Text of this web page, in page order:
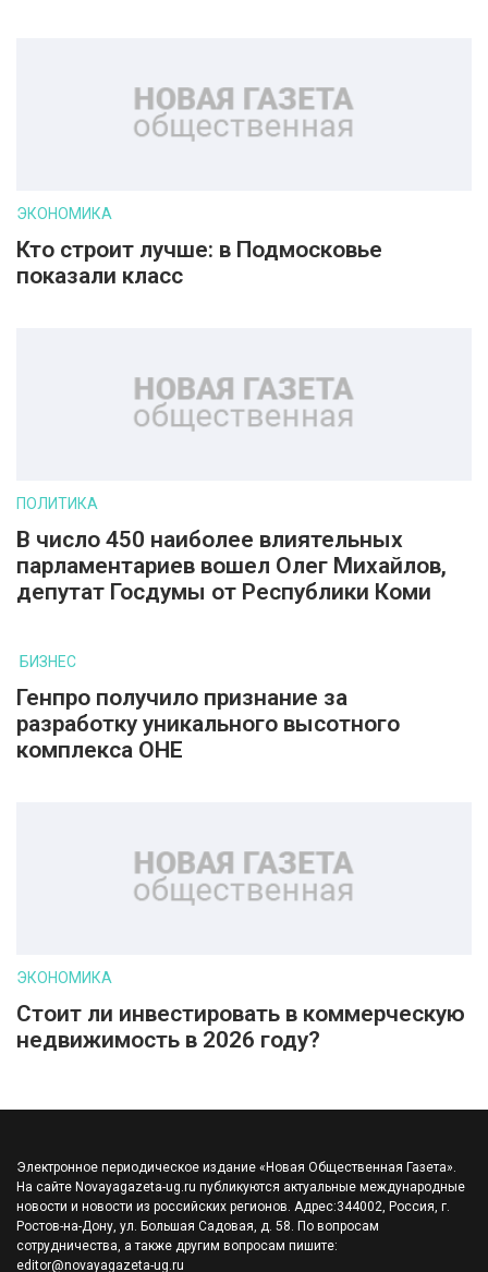
ЭКОНОМИКА
Кто строит лучше: в Подмосковье
показали класс
ПОЛИТИКА
В число 450 наиболее влиятельных
парламентариев вошел Олег Михайлов,
депутат Госдумы от Республики Коми
БИЗНЕС
Генпро получило признание за
разработку уникального высотного
комплекса ОНЕ
ЭКОНОМИКА
Стоит ли инвестировать в коммерческую
недвижимость в 2026 году?
Электронное периодическое издание «Новая Общественная Газета».
На сайте Novayagazeta-ug.ru публикуются актуальные международные
новости и новости из российских регионов. Адрес:344002, Россия, г.
Ростов-на-Дону, ул. Большая Садовая, д. 58. По вопросам
сотрудничества, а также другим вопросам пишите:
editor@novayagazeta-ug.ru